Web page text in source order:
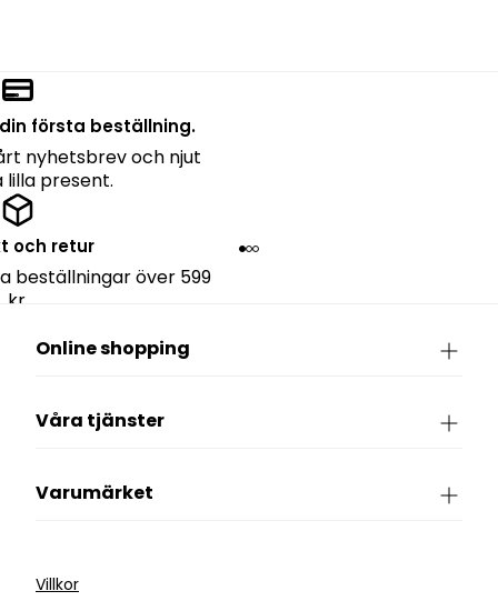
första beställning.
nyhetsbrev och njut
lilla present.
och retur
beställningar över 599
kr.
Online shopping
Våra tjänster
Varumärket
Villkor